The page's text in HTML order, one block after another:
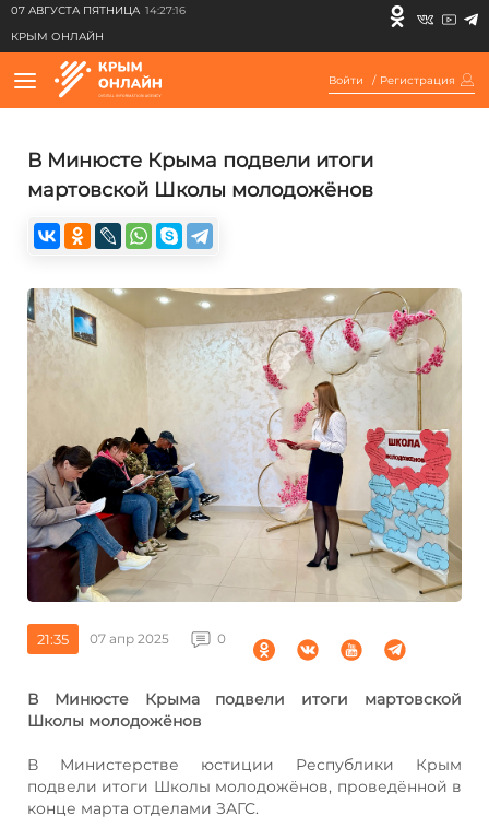
07 АВГУСТА ПЯТНИЦА 14:27:16
КРЫМ ОНЛАЙН
Войти / Регистрация
В Минюсте Крыма подвели итоги
мартовской Школы молодожёнов
21:35 07 апр 2025 0
В Минюсте Крыма подвели итоги мартовской
Школы молодожёнов
В Министерстве юстиции Республики Крым
подвели итоги Школы молодожёнов, проведённой в
конце марта отделами ЗАГС.